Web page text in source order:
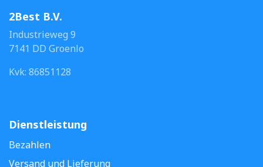
2Best B.V.
Industrieweg 9
7141 DD Groenlo
Kvk: 86851128
Dienstleistung
Bezahlen
Versand und Lieferung